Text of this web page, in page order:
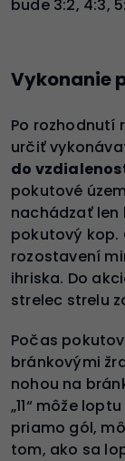
bude 3:2, 4:3,
Vykonanie
Po rozhodnutí
určiť
do
pokutové
nachádzať len
pokutový
rozostavení
ihriska. Do
strelec strelu
Počas
bránkovými
nohou na
„11“ môže
priamo gól,
tom, ako sa